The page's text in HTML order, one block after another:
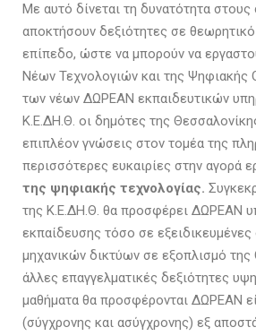
Με αυτό δίνεται τη δυνατότητα
αποκτήσουν δεξιότητες σε θεωρητικό
επίπεδο, ώστε να µπορούν να
Νέων Τεχνολογιών και της Ψηφιακής
των νέων ΔΩΡΕΑΝ εκπαιδευτικών
Κ.Ε.ΔΗ.Θ. οι δηµότες της
επιπλέον γνώσεις στον τομέα της
περισσότερες ευκαιρίες στην αγορά
της ψηφιακής τεχνολογίας.
της Κ.Ε.ΔΗ.Θ. θα προσφέρει ΔΩΡΕΑΝ
εκπαίδευσης τόσο σε εξειδικευμένες
µηχανικών δικτύων σε εξοπλισµό της
άλλες επαγγελματικές δεξιότητες
μαθήματα θα προσφέρονται ΔΩΡΕΑΝ
(σύγχρονης και ασύγχρονης) εξ